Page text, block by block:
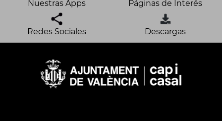
Nuestras Apps Páginas de Interés
Redes Sociales Descargas